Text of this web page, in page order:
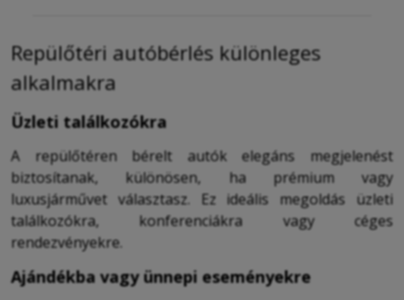
Repülőtéri autóbérlés különleges
alkalmakra
Üzleti találkozókra
A repülőtéren bérelt autók elegáns megjelenést
biztosítanak, különösen, ha prémium vagy
luxusjárművet választasz. Ez ideális megoldás üzleti
találkozókra, konferenciákra vagy céges
rendezvényekre.
Ajándékba vagy ünnepi eseményekre